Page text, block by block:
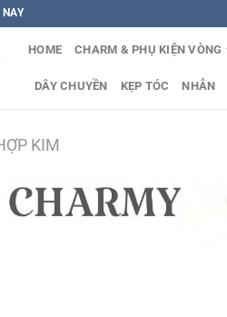
HOME CHARM & PHỤ KIỆN VÒNG
DÂY CHUYỀN KẸP TÓC NHẪN
KIM